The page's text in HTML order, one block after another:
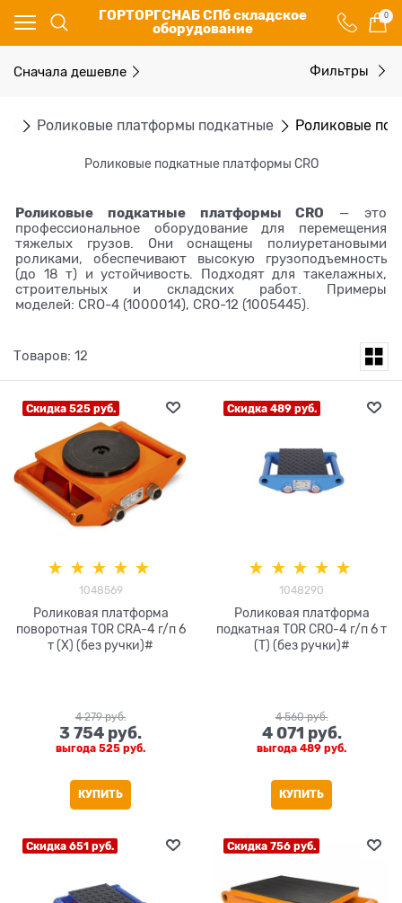
ГОРТОРГСНАБ СПб складское
оборудование
0
Роликовые платформы подкатные Роликовые
Роликовые подкатные платформы CRO
Роликовые подкатные платформы CRO — это
профессиональное оборудование для перемещения
тяжелых грузов. Они оснащены полиуретановыми
роликами, обеспечивают высокую грузоподъемность
(до 18 т) и устойчивость. Подходят для такелажных,
строительных и складских работ. Примеры
моделей: CRO-4 (1000014), CRO-12 (1005445).
Сначала дешевле Фильтры
Товаров: 12
Скидка 525 руб.
1048569
Роликовая платформа
поворотная TOR CRA-4 г/п 6
т (X) (без ручки)#
4 279 руб.
3 754 руб.
выгода 525 руб.
КУПИТЬ
Скидка 489 руб.
1048290
Роликовая платформа
подкатная TOR CRO-4 г/п 6 т
(T) (без ручки)#
4 560 руб.
4 071 руб.
выгода 489 руб.
КУПИТЬ
Скидка 651 руб. Скидка 756 руб.